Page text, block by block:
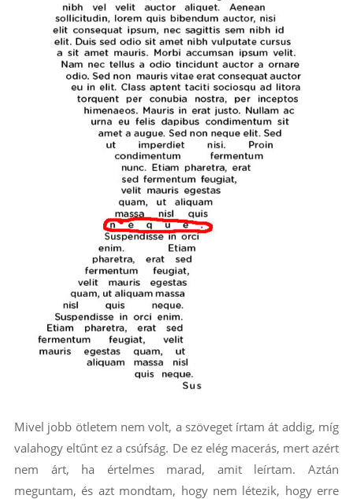
Mivel jobb ötletem nem volt, a szöveget írtam át addig, míg
valahogy eltűnt ez a csúfság. De ez elég macerás, mert azért
nem árt, ha értelmes marad, amit leírtam. Aztán
meguntam, és azt mondtam, hogy nem létezik, hogy erre